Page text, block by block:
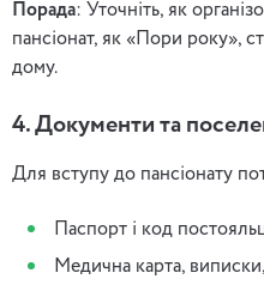
Порада: Уточніть, як
пансіонат, як «Пори року»,
дому.
4. Документи та
Для вступу до пансіонату
Паспорт і код
Медична карта,